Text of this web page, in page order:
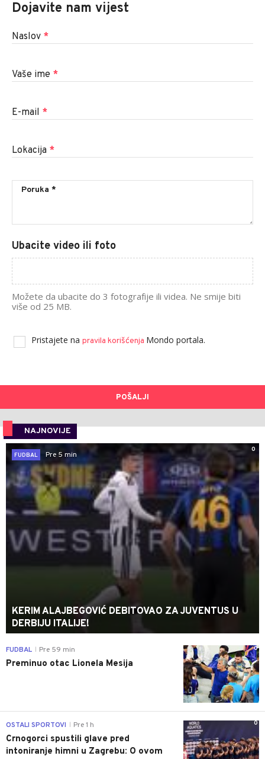
Dojavite nam vijest
Naslov *
Vaše ime *
E-mail *
Lokacija *
Ubacite video ili foto
Možete da ubacite do 3 fotografije ili videa. Ne smije biti
više od 25 MB.
Pristajete na pravila korišćenja Mondo portala.
POŠALJI
NAJNOVIJE
0
FUDBAL
Pre 5 min
KERIM ALAJBEGOVIĆ DEBITOVAO ZA JUVENTUS U
DERBIJU ITALIJE!
0
FUDBAL Pre 59 min
Preminuo otac Lionela Mesija
0
OSTALI SPORTOVI Pre 1 h
Crnogorci spustili glave pred
intoniranje himni u Zagrebu: O ovom